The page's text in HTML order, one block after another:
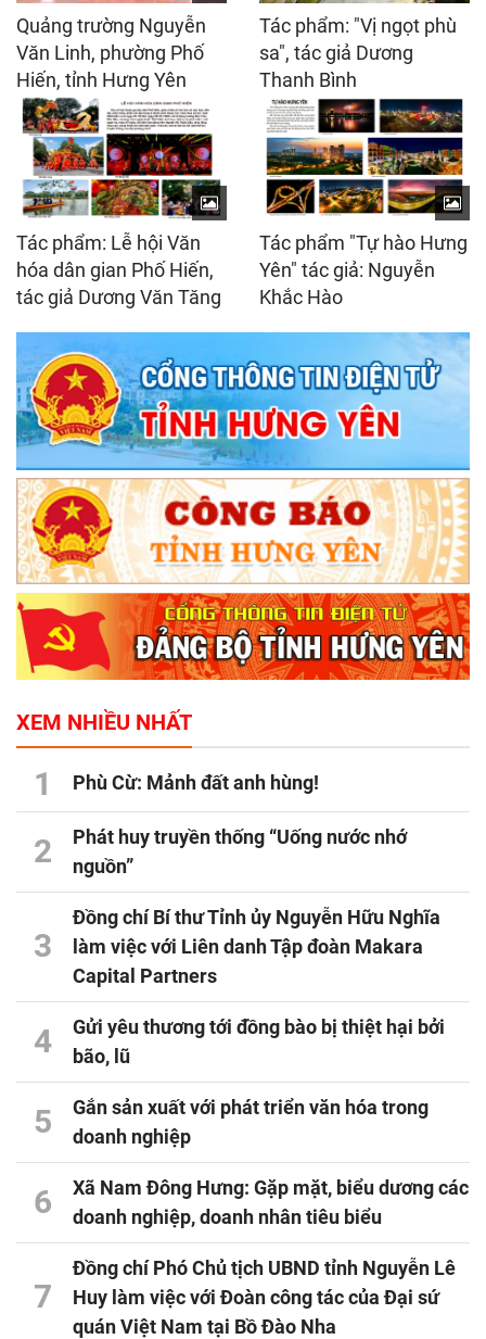
Quảng trường Nguyễn
Văn Linh, phường Phố
Hiến, tỉnh Hưng Yên
Tác phẩm: "Vị ngọt phù
sa", tác giả Dương
Thanh Bình
Tác phẩm: Lễ hội Văn
hóa dân gian Phố Hiến,
tác giả Dương Văn Tăng
Tác phẩm "Tự hào Hưng
Yên" tác giả: Nguyễn
Khắc Hào
XEM NHIỀU NHẤT
1 Phù Cừ: Mảnh đất anh hùng!
2
Phát huy truyền thống “Uống nước nhớ
nguồn”
3
Đồng chí Bí thư Tỉnh ủy Nguyễn Hữu Nghĩa
làm việc với Liên danh Tập đoàn Makara
Capital Partners
4
Gửi yêu thương tới đồng bào bị thiệt hại bởi
bão, lũ
5
Gắn sản xuất với phát triển văn hóa trong
doanh nghiệp
6
Xã Nam Đông Hưng: Gặp mặt, biểu dương các
doanh nghiệp, doanh nhân tiêu biểu
7
Đồng chí Phó Chủ tịch UBND tỉnh Nguyễn Lê
Huy làm việc với Đoàn công tác của Đại sứ
quán Việt Nam tại Bồ Đào Nha